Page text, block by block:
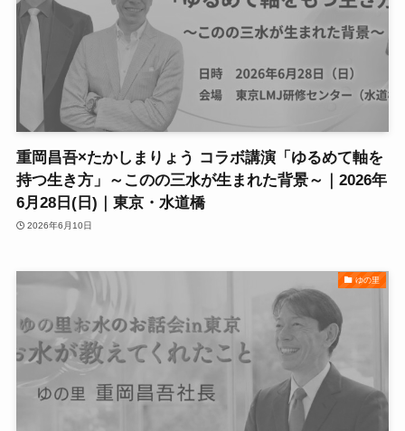
重岡昌吾×たかしまりょう コラボ講演「ゆるめて軸を
持つ生き方」～このの三水が生まれた背景～｜2026年
6月28日(日)｜東京・水道橋
2026年6月10日
ゆの里